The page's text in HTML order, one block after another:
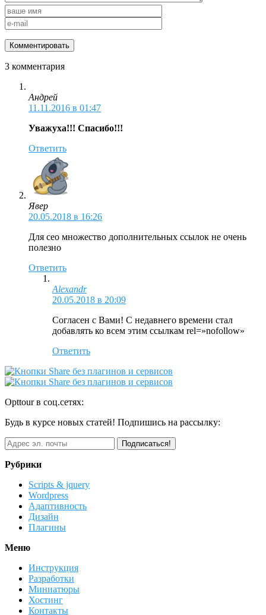
3 комментария
Андрей
11.11.2016 в 01:47
Уважуха!!! Спасибо!!!
Ответить
Явер
20.05.2018 в 16:26
Для сео множество дополнительных ссылок не очень
полезно
Ответить
Alexandr
20.05.2018 в 20:09
Согласен с Вами! С недавнего времени стал
добавлять ко всем этим ссылкам rel=»nofollow»
Ответить
Opttour в соц.сетях:
Будь в курсе новых статей! Подпишись на рассылку:
Рубрики
Scripts & jquery
Wordpress
Адаптивность
Дизайн
Плагины
Меню
Инструкция
Разработки
Миниатюры
Хостинг
Контакты